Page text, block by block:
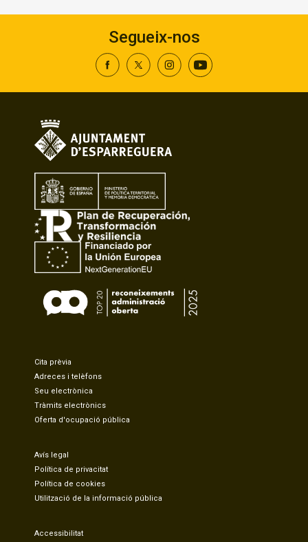
Segueix-nos
Cita prèvia
Adreces i telèfons
Seu electrònica
Tràmits electrònics
Oferta d'ocupació pública
Avís legal
Política de privacitat
Política de cookies
Utilització de la informació pública
Accessibilitat